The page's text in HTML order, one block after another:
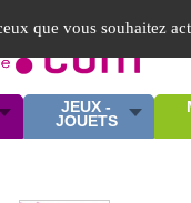
que vous souhaitez
JEUX -
JOUETS